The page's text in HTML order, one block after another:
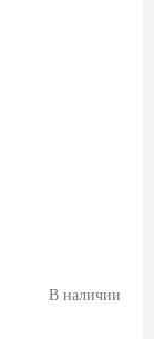
В наличии